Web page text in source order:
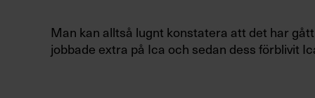
Man kan alltså lugnt konstatera att det har
jobbade extra på Ica och sedan dess förblivit